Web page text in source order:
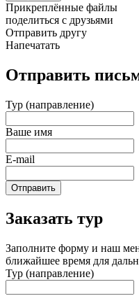
Прикреплённые файлы
поделиться с друзьями
Отправить другу
Напечатать
Отправить
Тур (направление)
Ваше имя
E-mail
Отправить
Заказать тур
Заполните форму и наш
ближайшее время для
Тур (направление)